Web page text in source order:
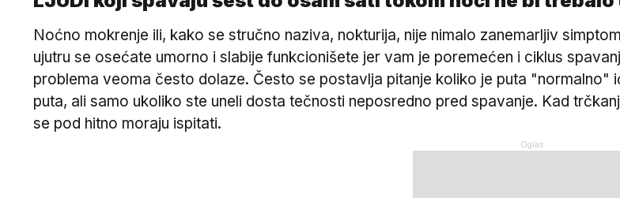
Noćno mokrenje ili, kako se stručno naziva, nokturija, nije nimalo zanemarljiv
ujutru se osećate umorno i slabije funkcionišete jer vam je poremećen i ciklus
problema veoma često dolaze. Često se postavlja pitanje koliko je puta
puta, ali samo ukoliko ste uneli dosta tečnosti neposredno pred spavanje. Kad
se pod hitno moraju ispitati.